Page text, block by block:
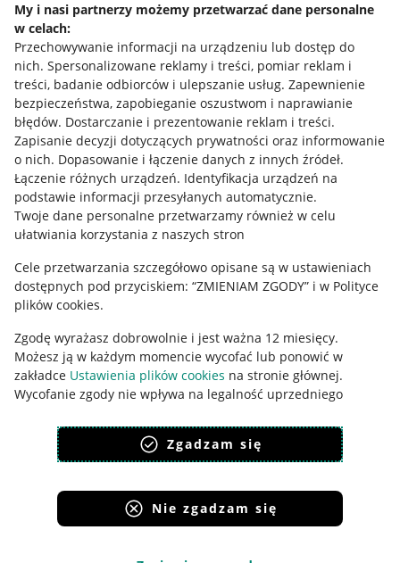
My i nasi partnerzy możemy przetwarzać dane personalne
w celach:
Przechowywanie informacji na urządzeniu lub dostęp do
nich. Spersonalizowane reklamy i treści, pomiar reklam i
treści, badanie odbiorców i ulepszanie usług. Zapewnienie
bezpieczeństwa, zapobieganie oszustwom i naprawianie
błędów. Dostarczanie i prezentowanie reklam i treści.
Zapisanie decyzji dotyczących prywatności oraz informowanie
o nich. Dopasowanie i łączenie danych z innych źródeł.
Łączenie różnych urządzeń. Identyfikacja urządzeń na
podstawie informacji przesyłanych automatycznie.
Twoje dane personalne przetwarzamy również w celu
ułatwiania korzystania z naszych stron
Cele przetwarzania szczegółowo opisane są w ustawieniach
dostępnych pod przyciskiem: “ZMIENIAM ZGODY” i w Polityce
plików cookies.
Zgodę wyrażasz dobrowolnie i jest ważna 12 miesięcy.
Możesz ją w każdym momencie wycofać lub ponowić w
zakładce Ustawienia plików cookies na stronie głównej.
Wycofanie zgody nie wpływa na legalność uprzedniego
polityka plików cookies
polityka ochrony prywatności
Zgadzam się
Nie zgadzam się
Allegro Gadane dla kupujących
Mapa miejscowości
Informacje prawne
Regulamin
Polityka plików "cookies"
Ustawienia plików "cookies"
Udostępnianie lokalizacji
Pobierz aplikację
Korzystanie z serwisu oznacza akceptacjęregulaminu